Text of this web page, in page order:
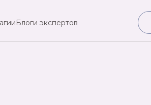
Блоги экспертов